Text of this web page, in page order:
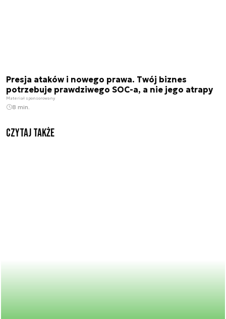
Presja ataków i nowego prawa. Twój biznes
potrzebuje prawdziwego SOC-a, a nie jego atrapy
Materiał sponsorowany
8 min.
Czytaj także